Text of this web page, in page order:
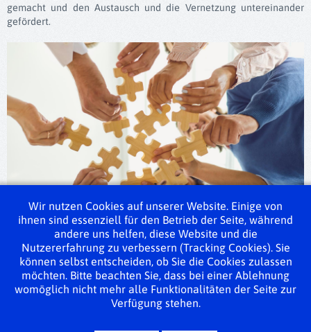
gemacht und den Austausch und die Vernetzung untereinander
gefördert.
Wir nutzen Cookies auf unserer Website. Einige von
ihnen sind essenziell für den Betrieb der Seite, während
andere uns helfen, diese Website und die
Nutzererfahrung zu verbessern (Tracking Cookies). Sie
können selbst entscheiden, ob Sie die Cookies zulassen
möchten. Bitte beachten Sie, dass bei einer Ablehnung
womöglich nicht mehr alle Funktionalitäten der Seite zur
Verfügung stehen.